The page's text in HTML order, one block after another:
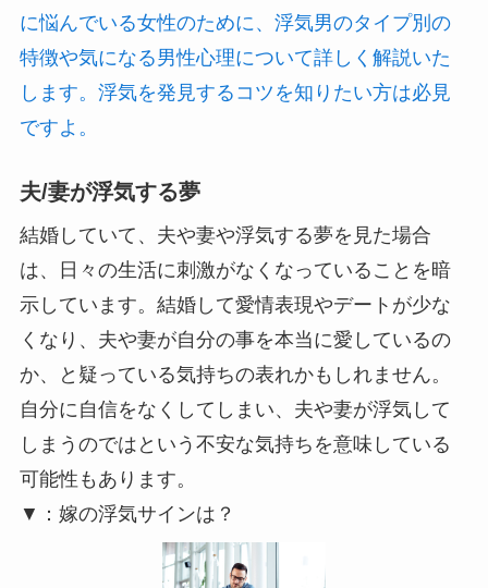
に悩んでいる女性のために、浮気男のタイプ別の
特徴や気になる男性心理について詳しく解説いた
します。浮気を発見するコツを知りたい方は必見
ですよ。
夫/妻が浮気する夢
結婚していて、夫や妻や浮気する夢を見た場合
は、日々の生活に刺激がなくなっていることを暗
示しています。結婚して愛情表現やデートが少な
くなり、夫や妻が自分の事を本当に愛しているの
か、と疑っている気持ちの表れかもしれません。
自分に自信をなくしてしまい、夫や妻が浮気して
しまうのではという不安な気持ちを意味している
可能性もあります。
▼：嫁の浮気サインは？